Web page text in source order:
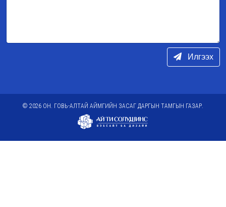
Илгээх
© 2026 ОН. ГОВЬ-АЛТАЙ АЙМГИЙН ЗАСАГ ДАРГЫН ТАМГЫН ГАЗАР.